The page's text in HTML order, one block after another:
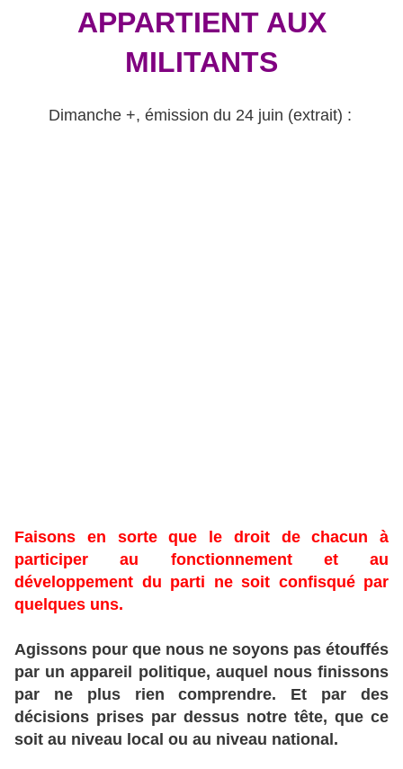
APPARTIENT AUX
MILITANTS
Dimanche +, émission du 24 juin (extrait) :
Faisons en sorte que le droit de chacun à
participer au fonctionnement et au
développement du parti ne soit confisqué par
quelques uns.
Agissons pour que nous ne soyons pas étouffés
par un appareil politique, auquel nous finissons
par ne plus rien comprendre. Et par des
décisions prises par dessus notre tête, que ce
soit au niveau local ou au niveau national.